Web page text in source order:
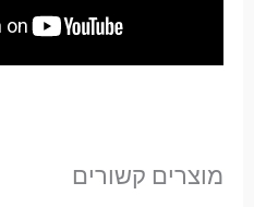
מוצרים קשורים